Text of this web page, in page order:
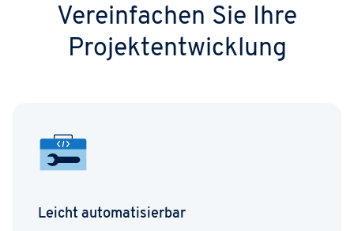
Vereinfachen Sie Ihre
Projektentwicklung
Leicht automatisierbar